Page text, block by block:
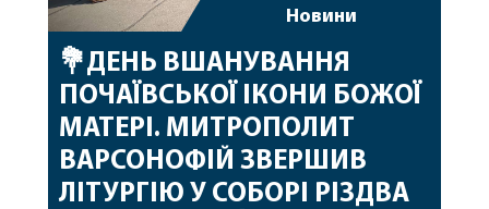
Новини
💐ДЕНЬ ВШАНУВАННЯ
ПОЧАЇВСЬКОЇ ІКОНИ БОЖОЇ
МАТЕРІ. МИТРОПОЛИТ
ВАРСОНОФІЙ ЗВЕРШИВ
ЛІТУРГІЮ У СОБОРІ РІЗДВА